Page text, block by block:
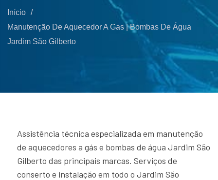
Início /
Manutenção De Aquecedor A Gas | Bombas De Água
Jardim São Gilberto
Assistência técnica especializada em manutenção
de aquecedores a gás e bombas de água Jardim São
Gilberto das principais marcas. Serviços de
conserto e instalação em todo o Jardim São